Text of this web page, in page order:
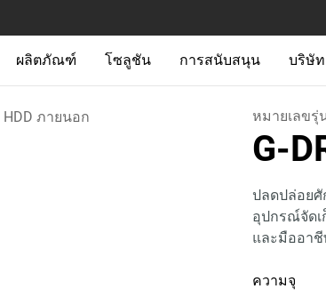
ผลิตภัณฑ์ โซลูชัน การสนับสนุน บริษัท
HDD ภายนอก หมายเลขรุ่
G-
ปลดปล่อยศั
อุปกรณ์จัดเ
และมืออาชี
ความจุ